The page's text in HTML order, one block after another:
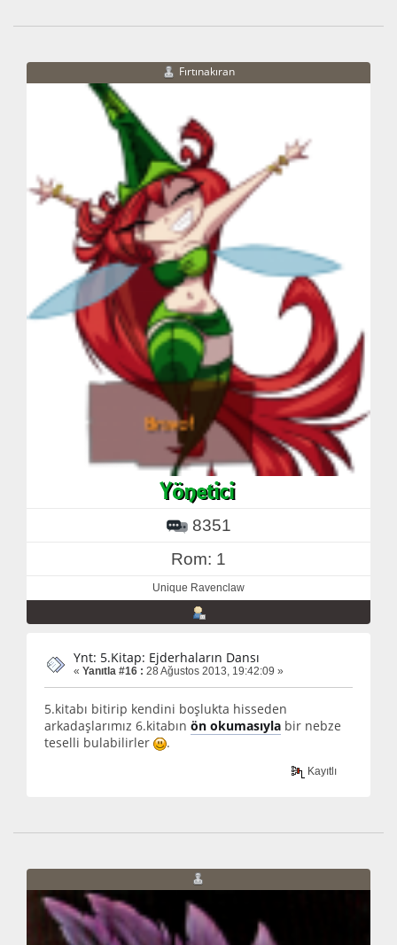
Fırtınakıran
8351
Rom: 1
Unique Ravenclaw
Ynt: 5.Kitap: Ejderhaların Dansı
« Yanıtla #16 : 28 Ağustos 2013, 19:42:09 »
5.kitabı bitirip kendini boşlukta hisseden
arkadaşlarımız 6.kitabın ön okumasıyla bir nebze
teselli bulabilirler
.
Kayıtlı